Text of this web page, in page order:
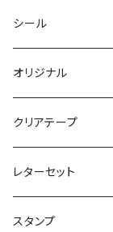
シール
オリジナル
クリアテープ
レターセット
スタンプ